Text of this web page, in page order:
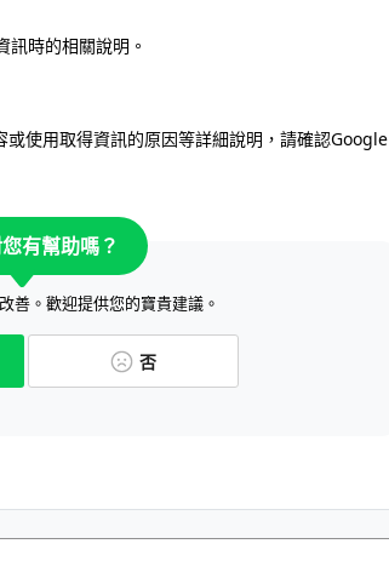
時的相關說明。
使用取得資訊的原因等詳細說明，請確認Google
有幫助嗎？
善。歡迎提供您的寶貴建議。
否